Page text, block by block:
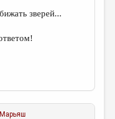
зверей...
Марьяш